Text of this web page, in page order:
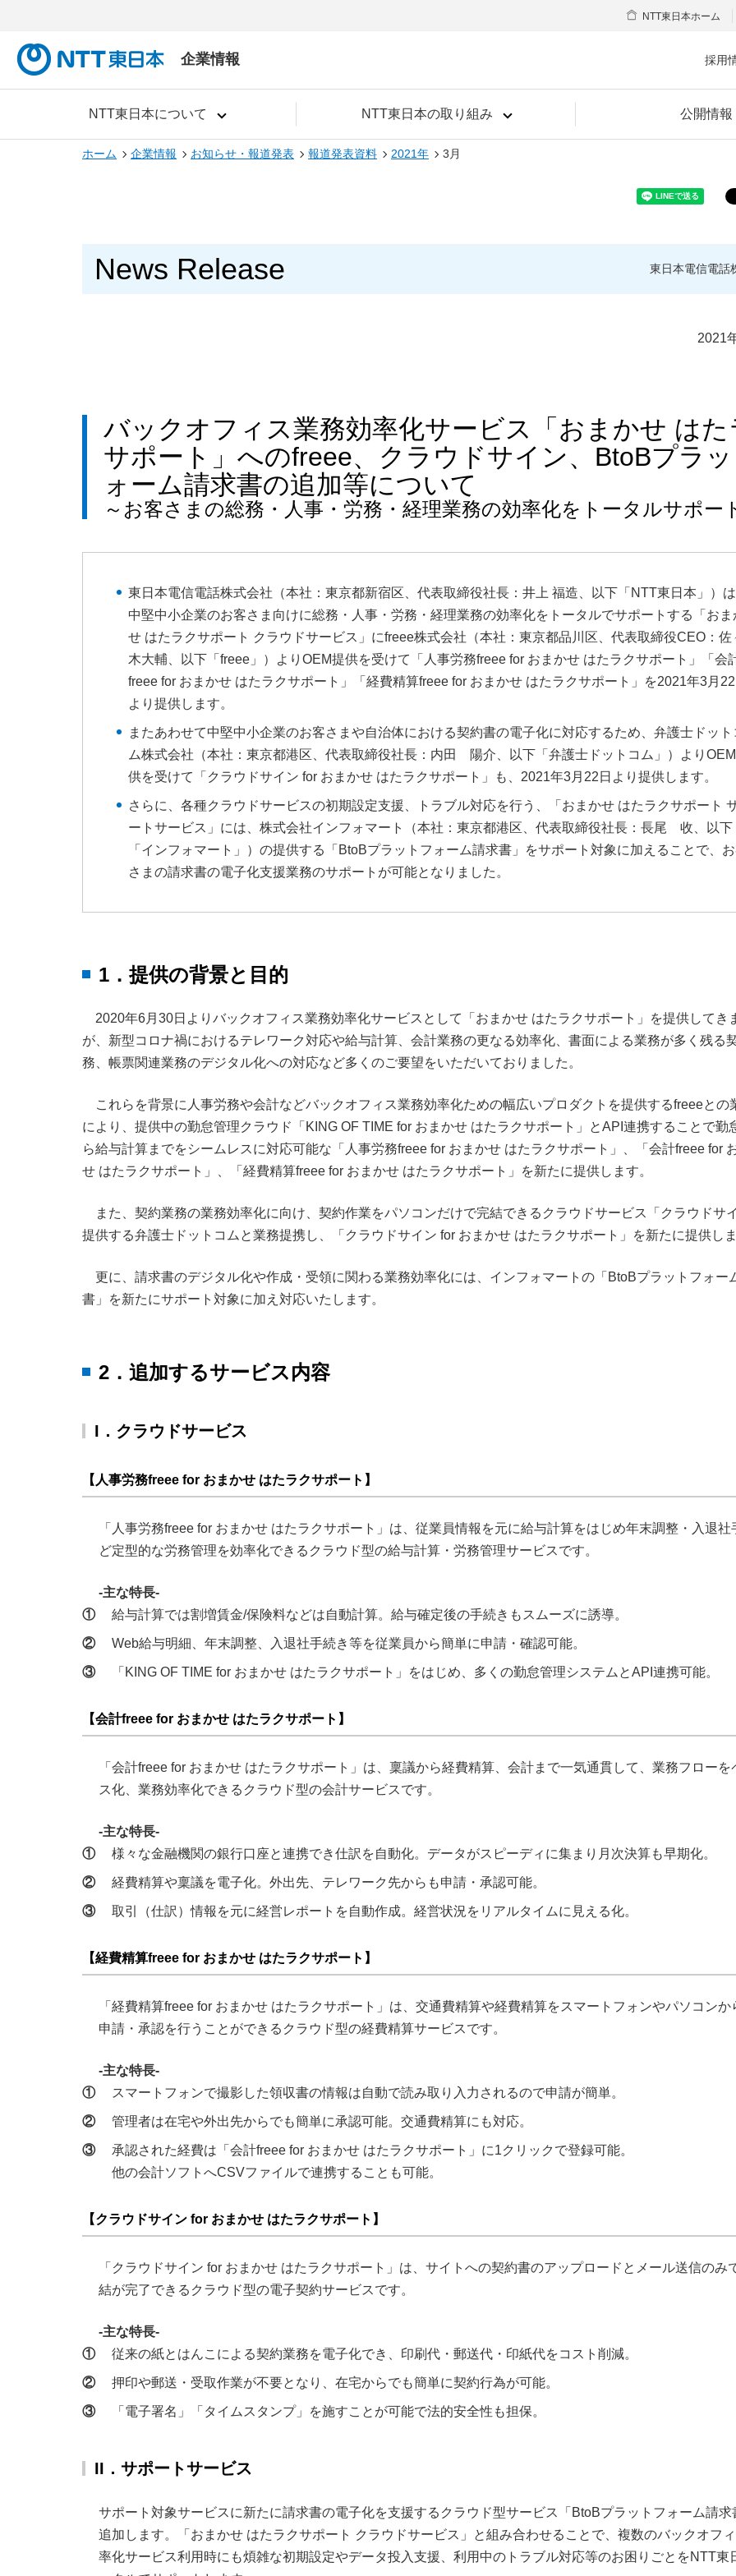
企業情報
NTT東日本について NTT東日本の取り組み 公開情報
NTT東日本ホーム
採用
ホーム 企業情報 お知らせ・報道発表 報道発表資料 2021年 3月
News Release 東日本電信電話
2021
バックオフィス業務効率化サービス「おまかせ はた
サポート」へのfreee、クラウドサイン、BtoBプラッ
ォーム請求書の追加等について
～お客さまの総務・人事・労務・経理業務の効率化をトータルサポー
東日本電信電話株式会社（本社：東京都新宿区、代表取締役社長：井上 福造、以下「NTT東日本」）は
中堅中小企業のお客さま向けに総務・人事・労務・経理業務の効率化をトータルでサポートする「おま
せ はたラクサポート クラウドサービス」にfreee株式会社（本社：東京都品川区、代表取締役CEO：佐
木大輔、以下「freee」）よりOEM提供を受けて「人事労務freee for おまかせ はたラクサポート」「会
freee for おまかせ はたラクサポート」「経費精算freee for おまかせ はたラクサポート」を2021年3月22
より提供します。
またあわせて中堅中小企業のお客さまや自治体における契約書の電子化に対応するため、弁護士ドット
ム株式会社（本社：東京都港区、代表取締役社長：内田 陽介、以下「弁護士ドットコム」）より
供を受けて「クラウドサイン for おまかせ はたラクサポート」も、2021年3月22日より提供します。
さらに、各種クラウドサービスの初期設定支援、トラブル対応を行う、「おまかせ はたラクサポート
ートサービス」には、株式会社インフォマート（本社：東京都港区、代表取締役社長：長尾 收、以下
「インフォマート」）の提供する「BtoBプラットフォーム請求書」をサポート対象に加えることで、
さまの請求書の電子化支援業務のサポートが可能となりました。
1．提供の背景と目的
2020年6月30日よりバックオフィス業務効率化サービスとして「おまかせ はたラクサポート」を提供してき
が、新型コロナ禍におけるテレワーク対応や給与計算、会計業務の更なる効率化、書面による業務が多く残る
務、帳票関連業務のデジタル化への対応など多くのご要望をいただいておりました。
これらを背景に人事労務や会計などバックオフィス業務効率化ための幅広いプロダクトを提供するfreeeとの
により、提供中の勤怠管理クラウド「KING OF TIME for おまかせ はたラクサポート」とAPI連携することで勤
ら給与計算までをシームレスに対応可能な「人事労務freee for おまかせ はたラクサポート」、「会計freee for
せ はたラクサポート」、「経費精算freee for おまかせ はたラクサポート」を新たに提供します。
また、契約業務の業務効率化に向け、契約作業をパソコンだけで完結できるクラウドサービス「クラウドサ
提供する弁護士ドットコムと業務提携し、「クラウドサイン for おまかせ はたラクサポート」を新たに提供しま
更に、請求書のデジタル化や作成・受領に関わる業務効率化には、インフォマートの「BtoBプラットフォー
書」を新たにサポート対象に加え対応いたします。
2．追加するサービス内容
I．クラウドサービス
【人事労務freee for おまかせ はたラクサポート】
「人事労務freee for おまかせ はたラクサポート」は、従業員情報を元に給与計算をはじめ年末調整・入退社
ど定型的な労務管理を効率化できるクラウド型の給与計算・労務管理サービスです。
-主な特長-
①
給与計算では割増賃金/保険料などは自動計算。給与確定後の手続きもスムーズに誘導。
② Web給与明細、年末調整、入退社手続き等を従業員から簡単に申請・確認可能。
③ 「KING OF TIME for おまかせ はたラクサポート」をはじめ、多くの勤怠管理システムとAPI連携可能。
【会計freee for おまかせ はたラクサポート】
「会計freee for おまかせ はたラクサポート」は、稟議から経費精算、会計まで一気通貫して、業務フローを
ス化、業務効率化できるクラウド型の会計サービスです。
-主な特長-
①
様々な金融機関の銀行口座と連携でき仕訳を自動化。データがスピーディに集まり月次決算も早期化。
② 経費精算や稟議を電子化。外出先、テレワーク先からも申請・承認可能。
③ 取引（仕訳）情報を元に経営レポートを自動作成。経営状況をリアルタイムに見える化。
【経費精算freee for おまかせ はたラクサポート】
「経費精算freee for おまかせ はたラクサポート」は、交通費精算や経費精算をスマートフォンやパソコンか
申請・承認を行うことができるクラウド型の経費精算サービスです。
-主な特長-
①
スマートフォンで撮影した領収書の情報は自動で読み取り入力されるので申請が簡単。
② 管理者は在宅や外出先からでも簡単に承認可能。交通費精算にも対応。
③
承認された経費は「会計freee for おまかせ はたラクサポート」に1クリックで登録可能。
他の会計ソフトへCSVファイルで連携することも可能。
【クラウドサイン for おまかせ はたラクサポート】
「クラウドサイン for おまかせ はたラクサポート」は、サイトへの契約書のアップロードとメール送信のみ
結が完了できるクラウド型の電子契約サービスです。
-主な特長-
①
従来の紙とはんこによる契約業務を電子化でき、印刷代・郵送代・印紙代をコスト削減。
② 押印や郵送・受取作業が不要となり、在宅からでも簡単に契約行為が可能。
③ 「電子署名」「タイムスタンプ」を施すことが可能で法的安全性も担保。
II．サポートサービス
サポート対象サービスに新たに請求書の電子化を支援するクラウド型サービス「BtoBプラットフォーム請求
追加します。「おまかせ はたラクサポート クラウドサービス」と組み合わせることで、複数のバックオフ
率化サービス利用時にも煩雑な初期設定やデータ投入支援、利用中のトラブル対応等のお困りごとをNTT東